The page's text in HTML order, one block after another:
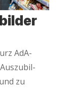
AdA-
zu